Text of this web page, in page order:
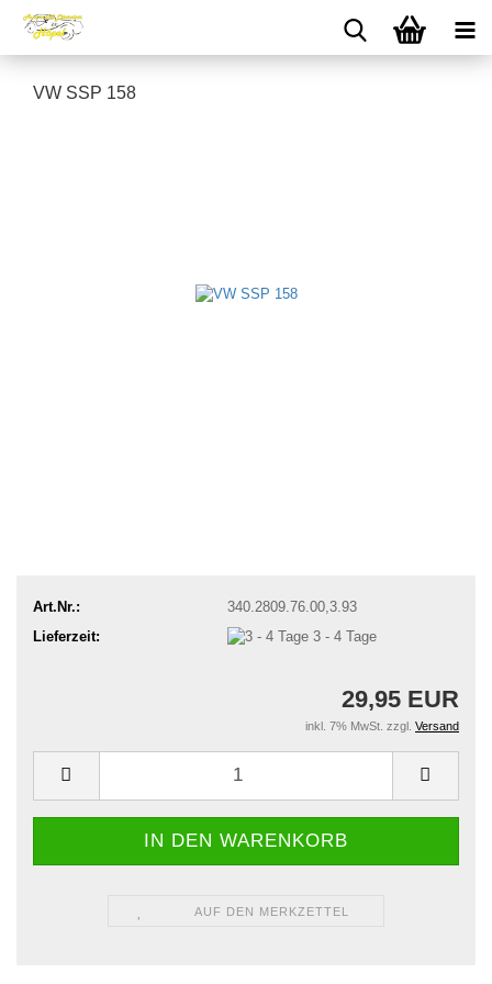
VW SSP 158
Art.Nr.:
340.2809.76.00,3.93
Lieferzeit:
3 - 4 Tage
29,95 EUR
inkl. 7% MwSt. zzgl. Versand
AUF DEN MERKZETTEL